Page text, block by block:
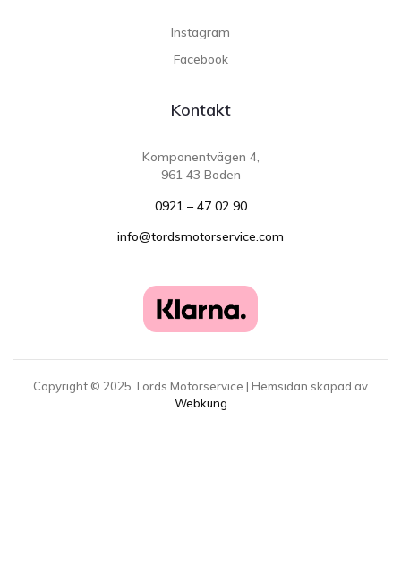
Instagram
Facebook
Kontakt
Komponentvägen 4,
961 43 Boden
0921 – 47 02 90
info@tordsmotorservice.com
Copyright © 2025 Tords Motorservice | Hemsidan skapad av
Webkung